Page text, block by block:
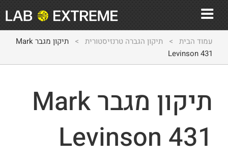
עמוד הבית > תיקון הגברה טרנזיסטורית >
תיקון מגבר Mark
Levinson 431
תיקון מגבר Mark
Levinson 431